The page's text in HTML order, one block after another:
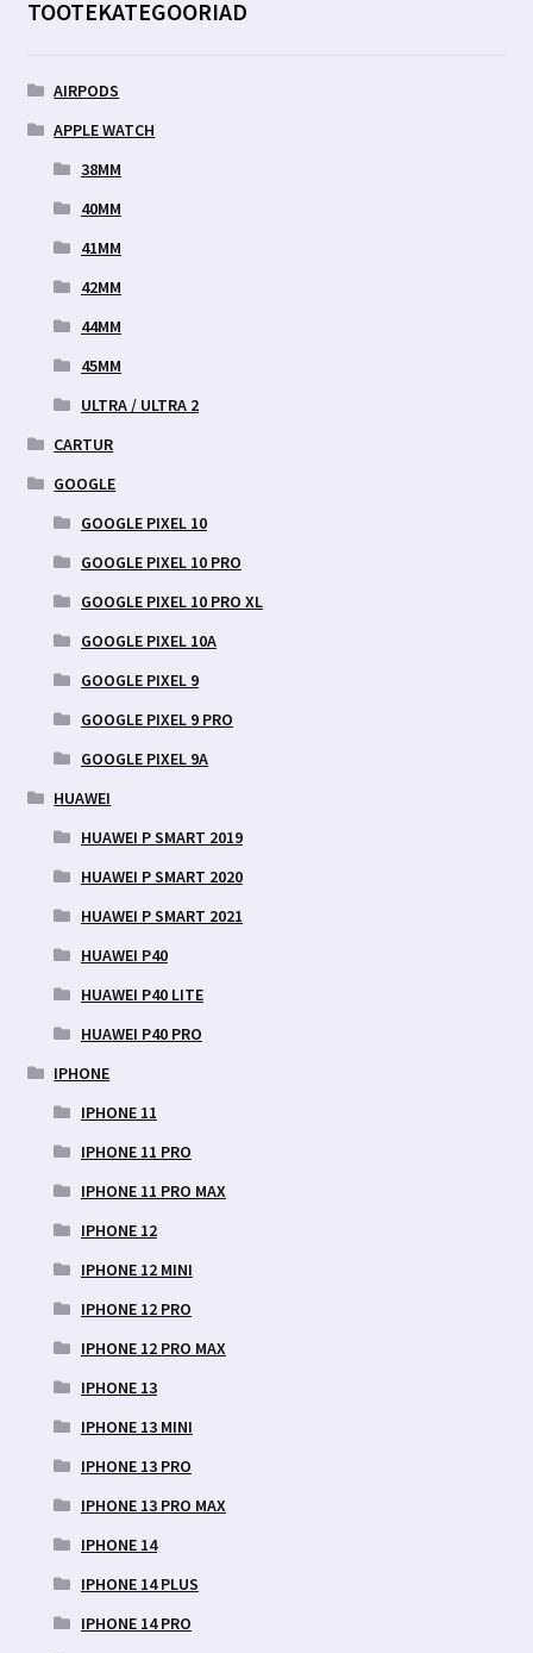
TOOTEKATEGOORIAD
AIRPODS
APPLE WATCH
38MM
40MM
41MM
42MM
44MM
45MM
ULTRA / ULTRA 2
CARTUR
GOOGLE
GOOGLE PIXEL 10
GOOGLE PIXEL 10 PRO
GOOGLE PIXEL 10 PRO XL
GOOGLE PIXEL 10A
GOOGLE PIXEL 9
GOOGLE PIXEL 9 PRO
GOOGLE PIXEL 9A
HUAWEI
HUAWEI P SMART 2019
HUAWEI P SMART 2020
HUAWEI P SMART 2021
HUAWEI P40
HUAWEI P40 LITE
HUAWEI P40 PRO
IPHONE
IPHONE 11
IPHONE 11 PRO
IPHONE 11 PRO MAX
IPHONE 12
IPHONE 12 MINI
IPHONE 12 PRO
IPHONE 12 PRO MAX
IPHONE 13
IPHONE 13 MINI
IPHONE 13 PRO
IPHONE 13 PRO MAX
IPHONE 14
IPHONE 14 PLUS
IPHONE 14 PRO